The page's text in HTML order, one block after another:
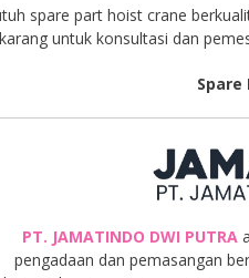
spare part hoist crane
untuk konsultasi dan
Spare
PT. JAMATINDO DWI PUTRA
pengadaan dan pemasangan